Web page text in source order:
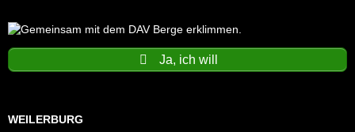
Ja, ich will
WEILERBURG